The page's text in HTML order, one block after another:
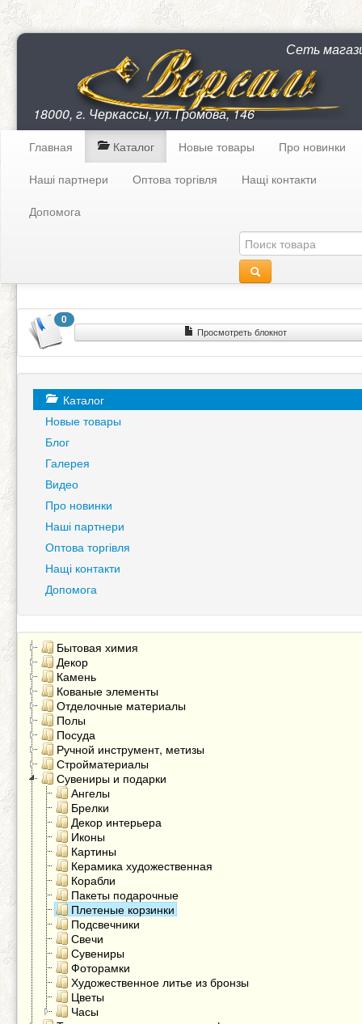
Сеть
18000, г. Черкассы, ул. Громова, 146
Главная Каталог Новые товары
Про новинки
Наші партнери
Оптова торгівля
Нащі контакти
Допомога
0
Просмотреть блокнот
Каталог
Новые товары
Блог
Галерея
Видео
Про новинки
Наші партнери
Оптова торгівля
Нащі контакти
Допомога
Бытовая химия
Декор
Камень
Кованые элементы
Отделочные материалы
Полы
Посуда
Ручной инструмент, метизы
Стройматериалы
Сувениры и подарки
Ангелы
Брелки
Декор интерьера
Иконы
Картины
Керамика художественная
Корабли
Пакеты подарочные
Плетеные корзинки
Подсвечники
Свечи
Сувениры
Фоторамки
Художественное литье из бронзы
Цветы
Часы